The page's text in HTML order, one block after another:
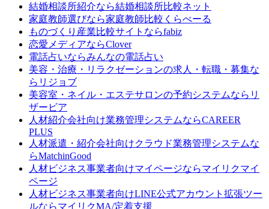
結婚相談所紹介なら結婚相談所比較ネット
家庭教師選びなら家庭教師比較くらべーる
ものづくり産業比較サイトならfabiz
恋愛メディアならClover
電話占いならみんなの電話占い
美容・治療・リラクゼーションの求人・転職・募集な
ら リジョブ
美容室・ネイル・エステサロンの予約システムなら リ
ザービア
人材紹介会社向け業務管理システムならCAREER
PLUS
人材派遣・紹介会社向けクラウド業務管理システムな
らMatchinGood
人材ビジネス事業者向けマイページならマイリクマイ
ページ
人材ビジネス事業者向けLINE公式アカウント拡張ツー
ルならマイリクMA/定着支援